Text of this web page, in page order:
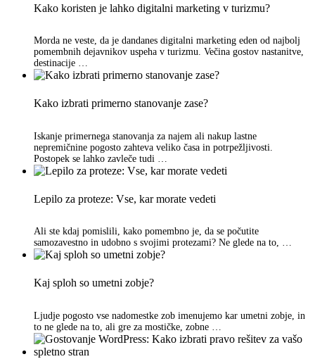
Kako koristen je lahko digitalni marketing v turizmu?
Morda ne veste, da je dandanes digitalni marketing eden od najbolj
pomembnih dejavnikov uspeha v turizmu. Večina gostov nastanitve,
destinacije …
Kako izbrati primerno stanovanje zase?
Iskanje primernega stanovanja za najem ali nakup lastne
nepremičnine pogosto zahteva veliko časa in potrpežljivosti.
Postopek se lahko zavleče tudi …
Lepilo za proteze: Vse, kar morate vedeti
Ali ste kdaj pomislili, kako pomembno je, da se počutite
samozavestno in udobno s svojimi protezami? Ne glede na to, …
Kaj sploh so umetni zobje?
Ljudje pogosto vse nadomestke zob imenujemo kar umetni zobje, in
to ne glede na to, ali gre za mostičke, zobne …